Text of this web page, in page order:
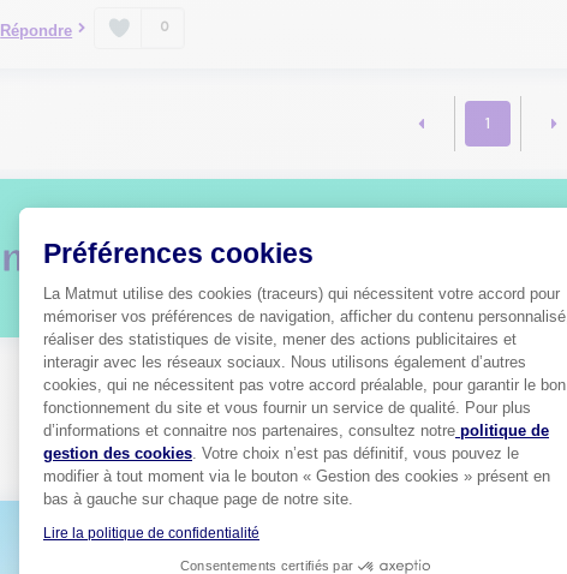
Répondre 0
1
Découvrez lesconseils
Préférences cookies
La Matmut utilise des cookies (traceurs) qui nécessitent votre accord pour
mémoriser vos préférences de navigation, afficher du contenu personnalisé,
réaliser des statistiques de visite, mener des actions publicitaires et
interagir avec les réseaux sociaux. Nous utilisons également d’autres
cookies, qui ne nécessitent pas votre accord préalable, pour garantir le bon
fonctionnement du site et vous fournir un service de qualité. Pour plus
d’informations et connaitre nos partenaires, consultez notre politique de
gestion des cookies . Votre choix n’est pas définitif, vous pouvez le
modifier à tout moment via le bouton « Gestion des cookies » présent en
bas à gauche sur chaque page de notre site.
Lire la politique de confidentialité
Consentements certifiés par
Axeptio consent